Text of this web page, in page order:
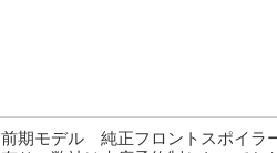
前期モデル 純正フロントスポイ